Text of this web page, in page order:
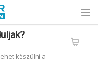
készülni a